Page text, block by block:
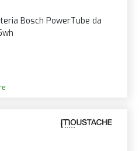
Bosch PowerTube da